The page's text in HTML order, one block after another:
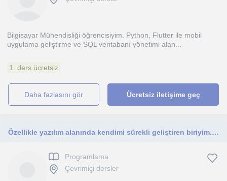
Bilgisayar Mühendisliği öğrencisiyim. Python, Flutter ile mobil
uygulama geliştirme ve SQL veritabanı yönetimi alan...
1. ders ücretsiz
daha fazlasını gör Ücretsiz iletişime geç
Özellikle yazılım alanında kendimi sürekli geliştiren biriyim. İlkokuldan liseye kadar olan yaş gruplarına eğitim verebilirim
Programlama
Çevrimiçi dersler